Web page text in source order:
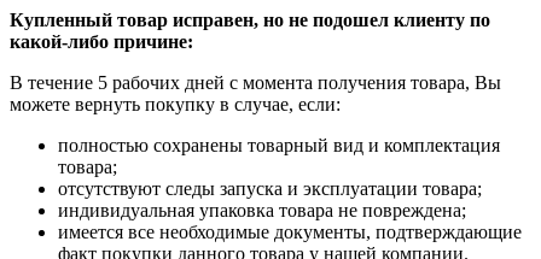
Купленный товар исправен, но не подошел клиенту по
какой-либо причине:
В течение 5 рабочих дней с момента получения товара, Вы
можете вернуть покупку в случае, если:
полностью сохранены товарный вид и комплектация
товара;
отсутствуют следы запуска и эксплуатации товара;
индивидуальная упаковка товара не повреждена;
имеется все необходимые документы, подтверждающие
факт покупки данного товара у нашей компании.